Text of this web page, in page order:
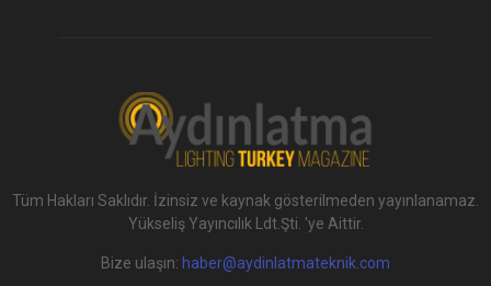
Tüm Hakları Saklıdır. İzinsiz ve kaynak gösterilmeden yayınlanamaz.
Yükseliş Yayıncılık Ldt.Şti. 'ye Aittir.
Bize ulaşın: haber@aydinlatmateknik.com